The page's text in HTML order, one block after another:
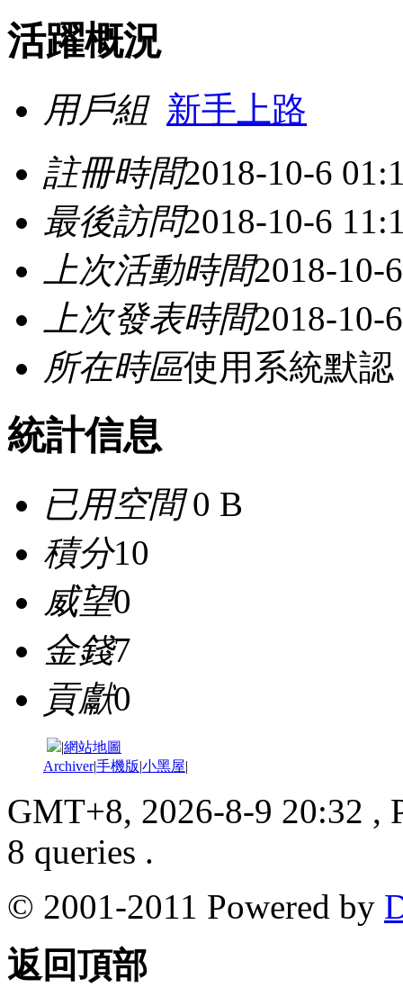
活躍概況
用戶組 新手上路
註冊時間2018-10-6
最後訪問2018-10-6
上次活動時間2018-10-
上次發表時間2018-10-
所在時區使用系統默認
統計信息
已用空間0 B
積分10
威望0
金錢7
貢獻0
|網站地圖
Archiver|手機版|小黑屋|
GMT+8, 2026-8-9 20:32 ,
8 queries .
© 2001-2011 Powered by
返回頂部